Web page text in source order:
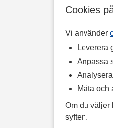
Cookies
Vi använder
Leverera
Anpassa
Mäta och
Om du väljer
syften.